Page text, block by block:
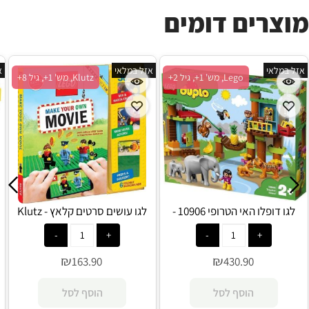
מוצרים דומים
Klutz, מש' 1+, גיל 8+
אזל במלאי
לגו עושים סרטים קלאץ - Klutz
₪163.90
הוסף לסל
Lego, מש' 1+, גיל 2+
אזל במלאי
לגו דופלו האי הטרופי 10906 -
₪430.90
הוסף לסל